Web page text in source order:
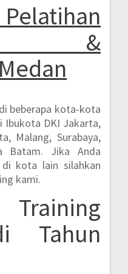
&
beberapa kota-kota
Ibukota DKI Jakarta,
Malang, Surabaya,
Batam. Jika Anda
kota lain silahkan
kami.
Tahun